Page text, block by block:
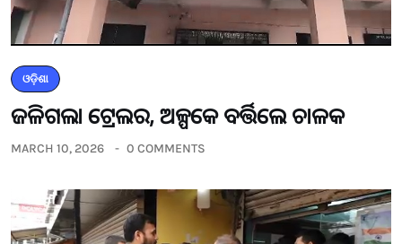
ଓଡ଼ିଶା
ଜଳିଗଲା ଟ୍ରେଲର, ଅଳ୍ପକେ ବର୍ତ୍ତିଲେ ଚାଳକ
MARCH 10, 2026 0 COMMENTS